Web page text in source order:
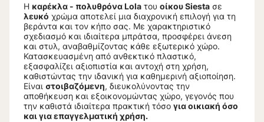
Η καρέκλα - πολυθρόνα Lola του οίκου Siesta σε
λευκό χρώμα αποτελεί μια διαχρονική επιλογή για τη
βεράντα και τον κήπο σας. Με χαρακτηριστικό
σχεδιασμό και ιδιαίτερα μπράτσα, προσφέρει άνεση
και στυλ, αναβαθμίζοντας κάθε εξωτερικό χώρο.
Κατασκευασμένη από ανθεκτικό πλαστικό,
εξασφαλίζει αξιοπιστία και αντοχή στη χρήση,
καθιστώντας την ιδανική για καθημερινή αξιοποίηση.
Είναι στοιβαζόμενη, διευκολύνοντας την
αποθήκευση και εξοικονομώντας χώρο, γεγονός που
την καθιστά ιδιαίτερα πρακτική τόσο για οικιακή όσο
και για επαγγελματική χρήση.